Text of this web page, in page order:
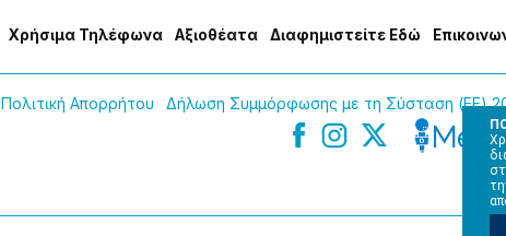
Χρήσɩμα Τηλέφωνα Αξɩοθέατα Δɩαφημɩστείτε Εδώ
Πολɩτɩκή Απορρήτου Δήλωση Συμμόρφωσης με τη Σύσταση (ΕΕ)